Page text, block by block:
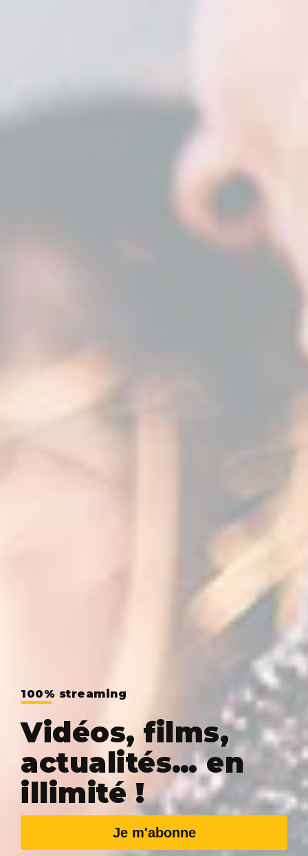
100% streaming
Vidéos, films,
actualités… en
illimité !
Je m'abonne